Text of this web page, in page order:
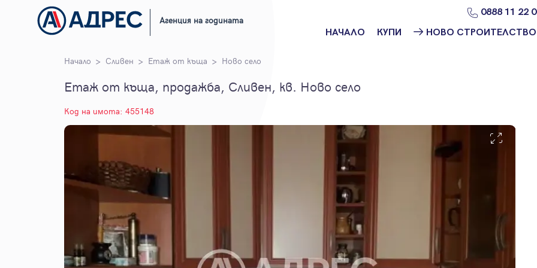
Агенция на годината
0888 11 22
НАЧАЛО КУПИ НОВО СТРОИТЕЛСТВО
Ново
строителство
Ново
строителство
Бургас
Проекти ново
строителство
Начало Сливен Етаж от къща Ново село
Етаж от къща, продажба, Сливен, кв. Ново село
Код на имота: 455148